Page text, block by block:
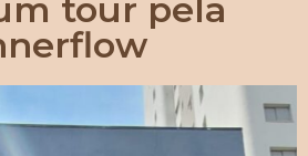
tour pela